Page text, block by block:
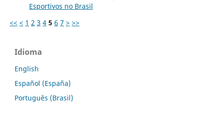
Esportivos no Brasil
<< < 1 2 3 4 5 6 7 > >>
Idioma
English
Español (España)
Português (Brasil)